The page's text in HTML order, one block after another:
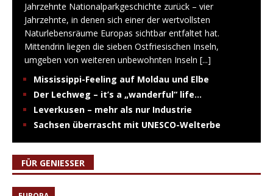
Jahrzehnte Nationalparkgeschichte zurück – vier
Jahrzehnte, in denen sich einer der wertvollsten
Naturlebensräume Europas sichtbar entfaltet hat.
Mittendrin liegen die sieben Ostfriesischen Inseln,
umgeben von weiteren unbewohnten Inseln [...]
Mississippi-Feeling auf Moldau und Elbe
Der Lechweg – it’s a „wanderful“ life…
Leverkusen – mehr als nur Industrie
Sachsen überrascht mit UNESCO-Welterbe
FÜR GENIESSER